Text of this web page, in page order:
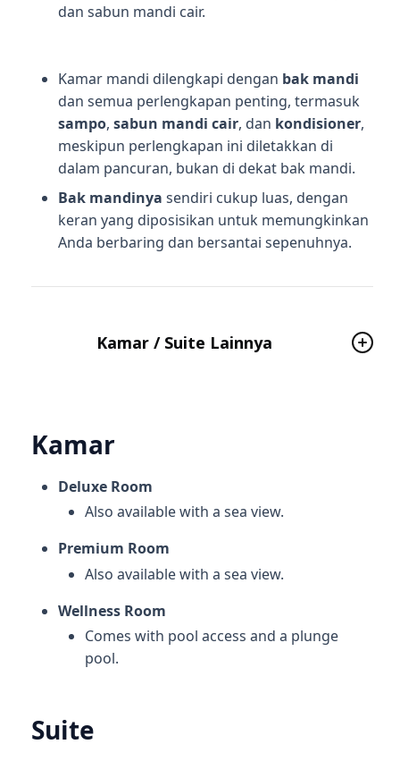
dan sabun mandi cair.
Kamar mandi dilengkapi dengan bak mandi
dan semua perlengkapan penting, termasuk
sampo, sabun mandi cair, dan kondisioner,
meskipun perlengkapan ini diletakkan di
dalam pancuran, bukan di dekat bak mandi.
Bak mandinya sendiri cukup luas, dengan
keran yang diposisikan untuk memungkinkan
Anda berbaring dan bersantai sepenuhnya.
Kamar / Suite Lainnya
Kamar
Deluxe Room
Also available with a sea view.
Premium Room
Also available with a sea view.
Wellness Room
Comes with pool access and a plunge
pool.
Suite